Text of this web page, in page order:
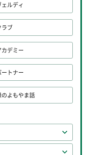
ェルディ
ラブ
カデミー
ートナー
のよもやま話